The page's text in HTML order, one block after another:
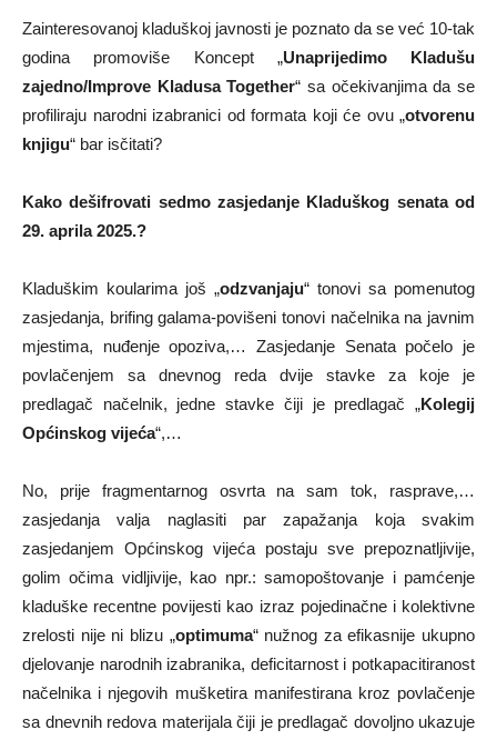
Zainteresovanoj kladuškoj javnosti je poznato da se već 10-tak
godina promoviše Koncept „Unaprijedimo Kladušu
zajedno/Improve Kladusa Together“ sa očekivanjima da se
profiliraju narodni izabranici od formata koji će ovu „otvorenu
knjigu“ bar isčitati?
Kako dešifrovati sedmo zasjedanje Kladuškog senata od
29. aprila 2025.?
Kladuškim koularima još „odzvanjaju“ tonovi sa pomenutog
zasjedanja, brifing galama-povišeni tonovi načelnika na javnim
mjestima, nuđenje opoziva,… Zasjedanje Senata počelo je
povlačenjem sa dnevnog reda dvije stavke za koje je
predlagač načelnik, jedne stavke čiji je predlagač „Kolegij
Općinskog vijeća“,…
No, prije fragmentarnog osvrta na sam tok, rasprave,…
zasjedanja valja naglasiti par zapažanja koja svakim
zasjedanjem Općinskog vijeća postaju sve prepoznatljivije,
golim očima vidljivije, kao npr.: samopoštovanje i pamćenje
kladuške recentne povijesti kao izraz pojedinačne i kolektivne
zrelosti nije ni blizu „optimuma“ nužnog za efikasnije ukupno
djelovanje narodnih izabranika, deficitarnost i potkapacitiranost
načelnika i njegovih mušketira manifestirana kroz povlačenje
sa dnevnih redova materijala čiji je predlagač dovoljno ukazuje